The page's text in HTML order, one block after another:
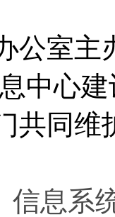
公室
中心建
共同
信息系